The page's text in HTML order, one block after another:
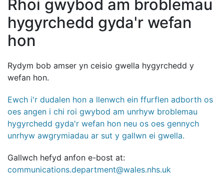
Rhoi gwybod am broblemau
hygyrchedd gyda'r wefan
hon
Rydym bob amser yn ceisio gwella hygyrchedd y
wefan hon.
Ewch i'r dudalen hon a llenwch ein ffurflen adborth os
oes angen i chi roi gwybod am unrhyw broblemau
hygyrchedd gyda'r wefan hon neu os oes gennych
unrhyw awgrymiadau ar sut y gallwn ei gwella.
Gallwch hefyd anfon e-bost at:
communications.department@wales.nhs.uk